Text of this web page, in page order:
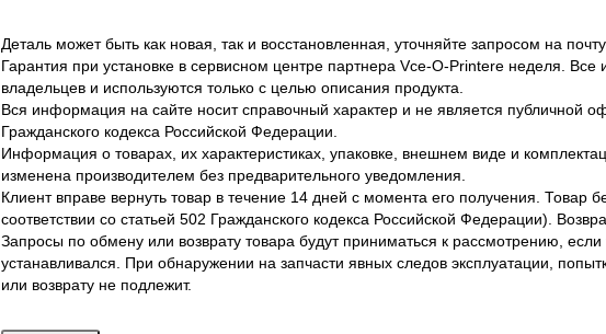
Деталь может быть как новая, так и восстановленная, уточняйте запросом на
Гарантия при установке в сервисном центре партнера Vce-O-Printere неделя.
владельцев и используются только с целью описания продукта.
Вся информация на сайте носит справочный характер и не является публичной
Гражданского кодекса Российской Федерации.
Информация о товарах, их характеристиках, упаковке, внешнем виде и
изменена производителем без предварительного уведомления.
Клиент вправе вернуть товар в течение 14 дней с момента его получения. Товар
соответствии со статьей 502 Гражданского кодекса Российской Федерации).
Запросы по обмену или возврату товара будут приниматься к рассмотрению,
устанавливался. При обнаружении на запчасти явных следов эксплуатации,
или возврату не подлежит.